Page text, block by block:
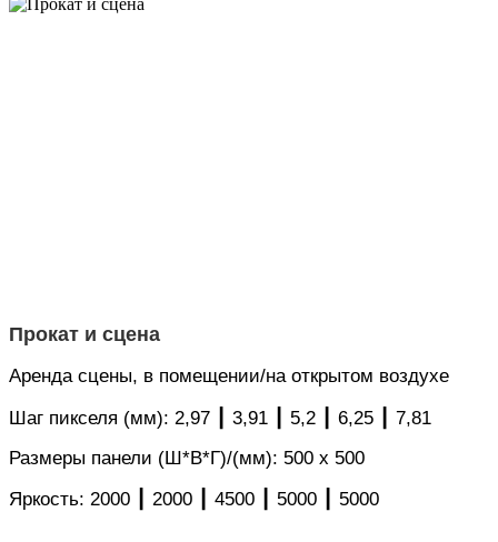
Прокат и сцена
Аренда сцены, в помещении/на открытом воздухе
Шаг пикселя (мм): 2,97 ┃ 3,91 ┃ 5,2 ┃ 6,25 ┃ 7,81
Размеры панели (Ш*В*Г)/(мм): 500 x 500
Яркость: 2000 ┃ 2000 ┃ 4500 ┃ 5000 ┃ 5000